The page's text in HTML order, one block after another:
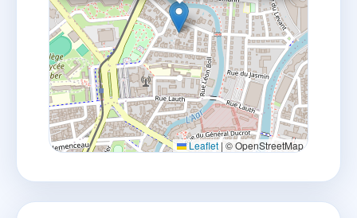
Leaflet | © OpenStreetMap